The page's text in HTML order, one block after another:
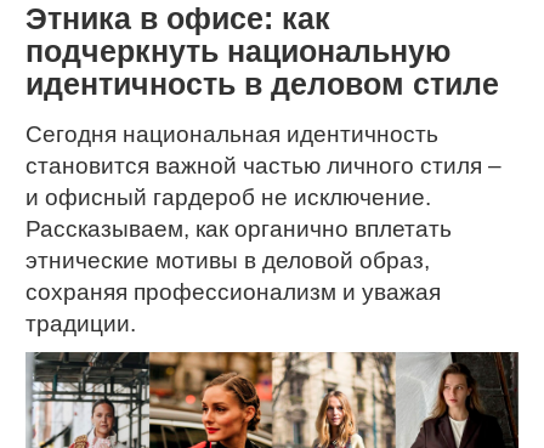
About pageant
Participants
Gallery
Этника в офисе: как
подчеркнуть национальную
идентичность в деловом стиле
Сегодня национальная идентичность
становится важной частью личного стиля –
и офисный гардероб не исключение.
Рассказываем, как органично вплетать
этнические мотивы в деловой образ,
сохраняя профессионализм и уважая
традиции.